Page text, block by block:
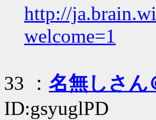
http://
welcome=1
33 ： 名無しさん
ID:gsyuglPD